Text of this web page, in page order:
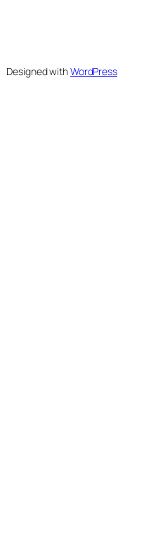
Designed withWordPress